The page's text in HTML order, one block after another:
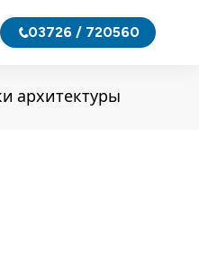
03726 / 720560
архитектуры